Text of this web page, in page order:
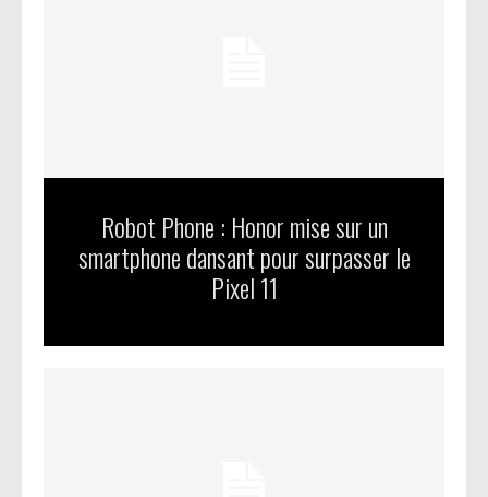
Robot Phone : Honor mise sur un
smartphone dansant pour surpasser le
Pixel 11